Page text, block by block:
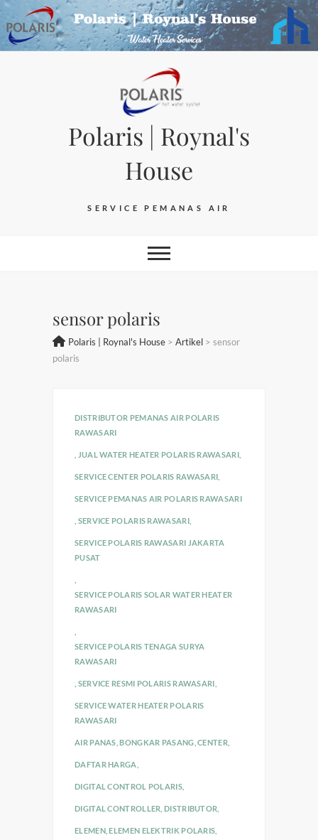
Skip
to
content
Polaris | Roynal's
House
SERVICE PEMANAS AIR
sensor polaris
Polaris | Roynal's House > Artikel > sensor
polaris
DISTRIBUTOR PEMANAS AIR POLARIS
RAWASARI
JUAL WATER HEATER POLARIS RAWASARI,
SERVICE CENTER POLARIS RAWASARI
SERVICE PEMANAS AIR POLARIS RAWASARI
SERVICE POLARIS RAWASARI,
SERVICE POLARIS RAWASARI JAKARTA
PUSAT
SERVICE POLARIS SOLAR WATER HEATER
RAWASARI
SERVICE POLARIS TENAGA SURYA
RAWASARI
SERVICE RESMI POLARIS RAWASARI
SERVICE WATER HEATER POLARIS
RAWASARI
AIR PANAS ,BONGKAR PASANG ,CENTER,
DAFTAR HARGA
DIGITAL CONTROL POLARIS,
DIGITAL CONTROLLER ,DISTRIBUTOR
ELEMEN,ELEMEN ELEKTRIK POLARIS